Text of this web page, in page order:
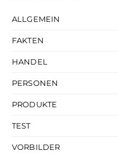
ALLGEMEIN
FAKTEN
HANDEL
PERSONEN
PRODUKTE
TEST
VORBILDER